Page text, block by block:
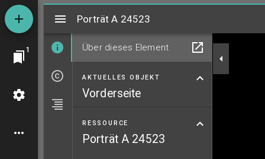
1
MiradorPorträt A 24523
Über dieses Element
AKTUELLES OBJEKT
Vorderseite
RESSOURCE
Porträt A 24523
Porträt A 24523